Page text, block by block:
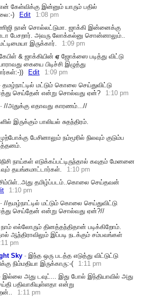
கேள்விக்கு இன்னும் யாரும் பதில்
)
Edit
1:08 pm
நான் சொல்லட்டுமா. ஜாக்கி இன்னைக்கு
பேசறார். அவரு லோக்கல்னு சொன்னாலும்..
இருக்கார்.
1:09 pm
& ஜாக்கியின் ஏ ஜோக்ஸை படித்து விட்டு
கையை பிடிச்சி இழுத்து
))
Edit
1:09 pm
தமழ்நாட்டில் மட்டும் கொலை செய்துவிட்டு
செய்தேன் என்று சொல்வது ஏன்?
1:10 pm
- //அதுக்கு எதாவது காரணம்...//
ளில் இருக்கும் பாலியல் சுதந்திரம்.
பேசினாலும் நம்மூரில் நிலவும் குடும்ப
நாய்கள் எடுக்கப்பட்டிருந்தால் கவுதம் மேனனை
தயங்கமாட்டார்கள்.
1:10 pm
தமிழ்ப்படம்..கொலை செய்தவன்
1:10 pm
- //தமழ்நாட்டில் மட்டும் கொலை செய்துவிட்டு
செய்தேன் என்று சொல்வது ஏன்?//
எல்லோரும் தினத்தந்திதான் படிக்கிறோம்.
ஆந்திராவிலும் இப்படி நடக்கும் சம்பவங்கள்
pm
Sky - இந்த ஒரு படத்த எடுத்து விட்டுட்டு
நிம்மதியா இருக்காரு:-(
1:11 pm
இல்லை அது டவுட்... இது போல் இந்தியாவில் அது
பதிவாகியுள்ளதா என்று
1:11 pm